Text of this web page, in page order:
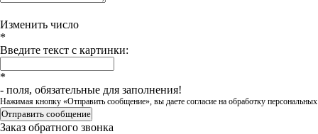
Изменить число
*
Введите текст с картинки:
*
- поля, обязательные для заполнения!
Нажимая кнопку «Отправить сообщение», вы даете согласие на обработку
Отправить сообщение
Заказ обратного звонка